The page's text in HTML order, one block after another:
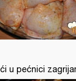
u pećnici